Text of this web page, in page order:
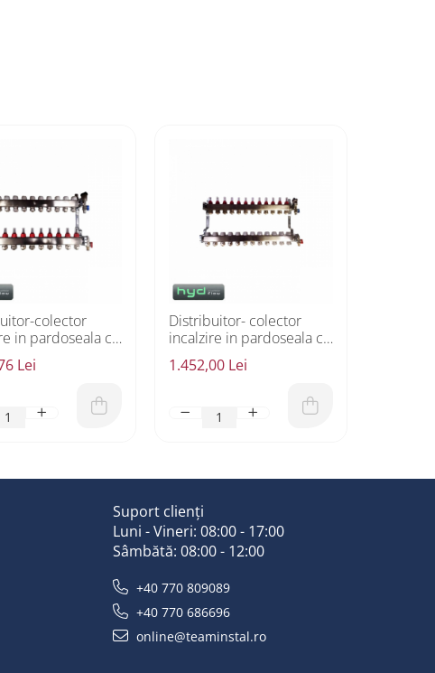
colector
in pardoseala cu
Lei
Distribuitor- colector
incalzire in pardoseala cu
12 circuite
1.452,00 Lei
Suport clienți
Luni - Vineri: 08:00 - 17:00
Sâmbătă: 08:00 - 12:00
+40 770 809089
+40 770 686696
online@teaminstal.ro